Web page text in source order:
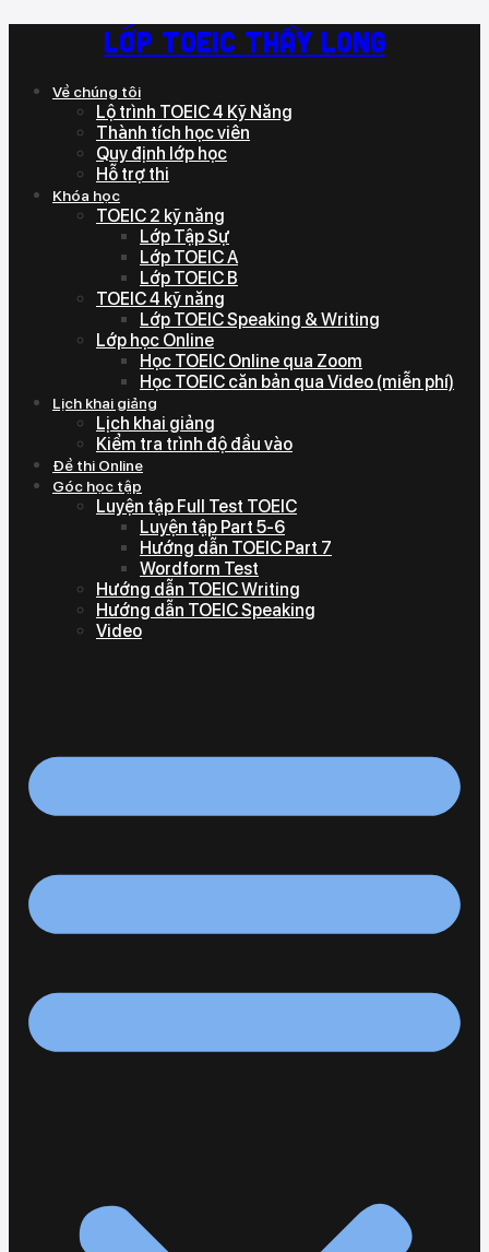
Lớp TOEIC thầy Long
Về chúng tôi
Lộ trình TOEIC 4 Kỹ Năng
Thành tích học viên
Quy định lớp học
Hỗ trợ thi
Khóa học
TOEIC 2 kỹ năng
Lớp Tập Sự
Lớp TOEIC A
Lớp TOEIC B
TOEIC 4 kỹ năng
Lớp TOEIC Speaking & Writing
Lớp học Online
Học TOEIC Online qua Zoom
Học TOEIC căn bản qua Video (miễn phí)
Lịch khai giảng
Lịch khai giảng
Kiểm tra trình độ đầu vào
Đề thi Online
Góc học tập
Luyện tập Full Test TOEIC
Luyện tập Part 5-6
Hướng dẫn TOEIC Part 7
Wordform Test
Hướng dẫn TOEIC Writing
Hướng dẫn TOEIC Speaking
Video